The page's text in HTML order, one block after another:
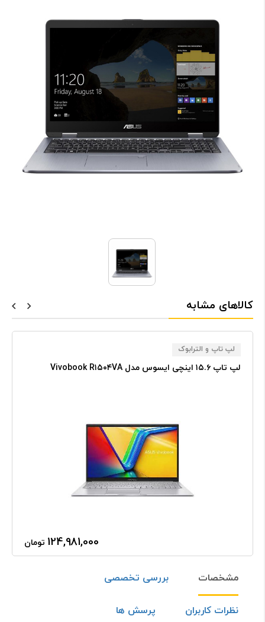
کالاهای مشابه
لپ تاپ و الترابوک
لپ تاپ ۱۵.۶ اینچی ایسوس مدل Vivobook R۱۵۰۴VA
124,981,000 تومان
مشخصات بررسی تخصصی
نظرات کاربران پرسش ها